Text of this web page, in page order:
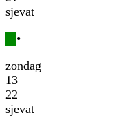
sjevat
•
zondag
13
22
sjevat